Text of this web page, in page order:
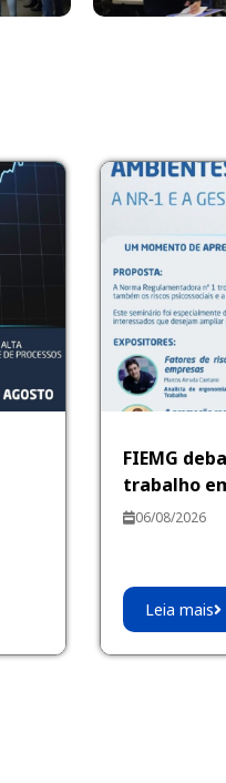
FIEMG
trabalho
06/08/2026
Leia mais